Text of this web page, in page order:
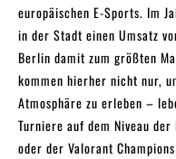
europäischen E-Sports. Im
in der Stadt einen Umsatz
Berlin damit zum größten
kommen hierher nicht nur,
Atmosphäre zu erleben –
Turniere auf dem Niveau
oder der Valorant